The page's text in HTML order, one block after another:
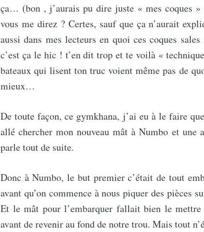
ça… (bon , j’aurais pu dire juste « mes coques
vous me direz ? Certes, sauf que ça n’aurait
aussi dans mes lecteurs en quoi ces coques
c’est ça le hic ! t’en dit trop et te voilà «
bateaux qui lisent ton truc voient même pas de
mieux…
De toute façon, ce gymkhana, j’ai eu à le faire
allé chercher mon nouveau mât à Numbo et une
parle tout de suite.
Donc à Numbo, le but premier c’était de tout
avant qu’on commence à nous piquer des pièces
Et le mât pour l’embarquer fallait bien le
avant de revenir au fond de notre trou. Mais tout